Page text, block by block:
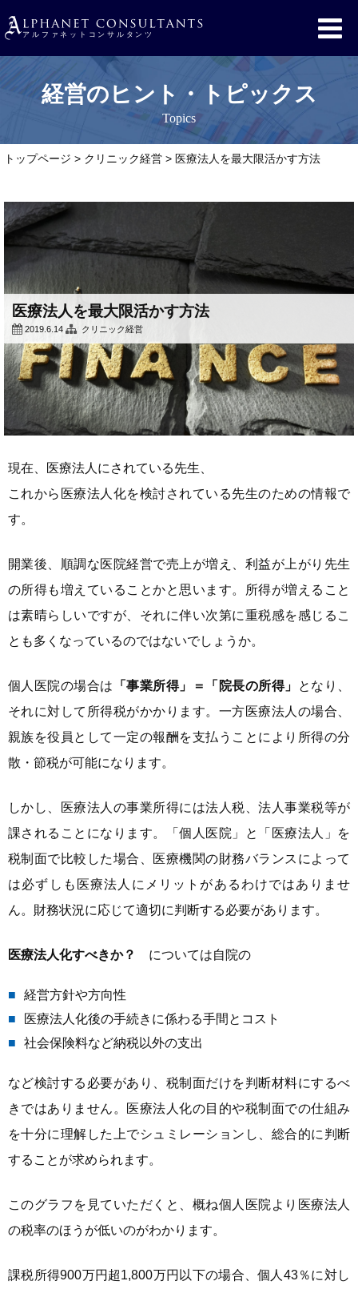
経営のヒント・トピックス
Topics
トップページ > クリニック経営 > 医療法人を最大限活かす方法
医療法人を最大限活かす方法
2019.6.14 クリニック経営
現在、医療法人にされている先生、
これから医療法人化を検討されている先生のための情報で
す。
開業後、順調な医院経営で売上が増え、利益が上がり先生
の所得も増えていることかと思います。所得が増えること
は素晴らしいですが、それに伴い次第に重税感を感じるこ
とも多くなっているのではないでしょうか。
個人医院の場合は 「事業所得」＝「院長の所得」
となり、
それに対して所得税がかかります。一方医療法人の場合、
親族を役員として一定の報酬を支払うことにより所得の分
散・節税が可能になります。
しかし、医療法人の事業所得には法人税、法人事業税等が
課されることになります。「個人医院」と「医療法人」を
税制面で比較した場合、医療機関の財務バランスによって
は必ずしも医療法人にメリットがあるわけではありませ
ん。財務状況に応じて適切に判断する必要があります。
医療法人化すべきか？ については自院の
経営方針や方向性
医療法人化後の手続きに係わる手間とコスト
社会保険料など納税以外の支出
など検討する必要があり、税制面だけを判断材料にするべ
きではありません。医療法人化の目的や税制面での仕組み
を十分に理解した上でシュミレーションし、総合的に判断
することが求められます。
このグラフを見ていただくと、概ね個人医院より医療法人
の税率のほうが低いのがわかります。
課税所得900万円超1,800万円以下の場合、個人43％に対し